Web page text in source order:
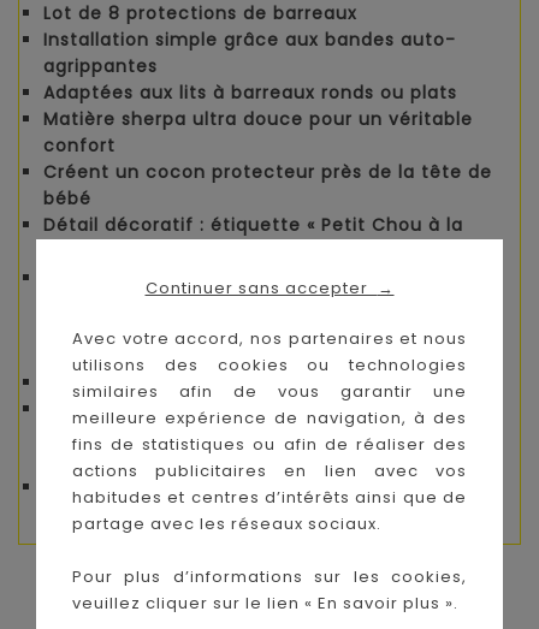
Continuer sans accepter →
Avec votre accord, nos partenaires et nous
utilisons des cookies ou technologies
similaires afin de vous garantir une
meilleure expérience de navigation, à des
fins de statistiques ou afin de réaliser des
actions publicitaires en lien avec vos
habitudes et centres d’intérêts ainsi que de
partage avec les réseaux sociaux.
Pour plus d’informations sur les cookies,
veuillez cliquer sur le lien « En savoir plus ».
Lot de 8 protections de barreaux
Installation simple grâce aux bandes auto-
agrippantes
Adaptées aux lits à barreaux ronds ou plats
Matière sherpa ultra douce pour un véritable
confort
Créent un cocon protecteur près de la tête de
bébé
Détail décoratif : étiquette « Petit Chou à la
Coloris écru, élégant et facile à intégrer dans
Composition
Extérieur : 100 % polyester
Garnissage : 100 % polyester
Dimensions (par élément)
38 × 21 × 1 cm
VOUS AIMEREZ AUSSI